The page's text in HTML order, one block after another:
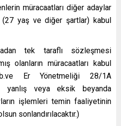
müracaatları diğer adaylar
(27 yaş ve diğer şartlar) kabul
tek taraflı sözleşmesi
olanların müracaatları kabul
Er Yönetmeliği 28/1A
yanlış veya eksik beyanda
işlemleri temin faaliyetinin
sonlandırılacaktır.)